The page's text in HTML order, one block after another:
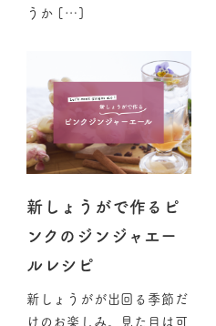
うか […]
新しょうがで作るピ
ンクのジンジャエー
ルレシピ
新しょうがが出回る季節だ
けのお楽しみ。見た目は可